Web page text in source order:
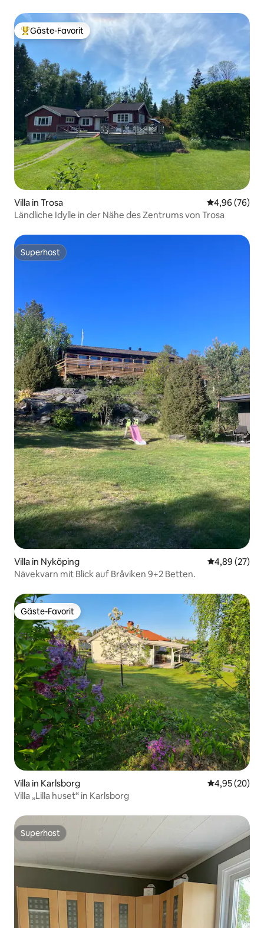
Beliebter Gäste-Favorit.
Gäste-Favorit
Villa in Trosa
4,96 (76)
Ländliche Idylle in der Nähe des Zentrums von Trosa
Superhost
Superhost
Villa in Nyköping
4,89 (27)
Nävekvarn mit Blick auf Bråviken 9+2 Betten.
Gäste-Favorit
Gäste-Favorit
Villa in Karlsborg
4,95 (20)
Villa „Lilla huset“ in Karlsborg
Superhost
Superhost